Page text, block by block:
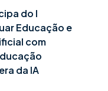
do I
Educação e
com
da IA